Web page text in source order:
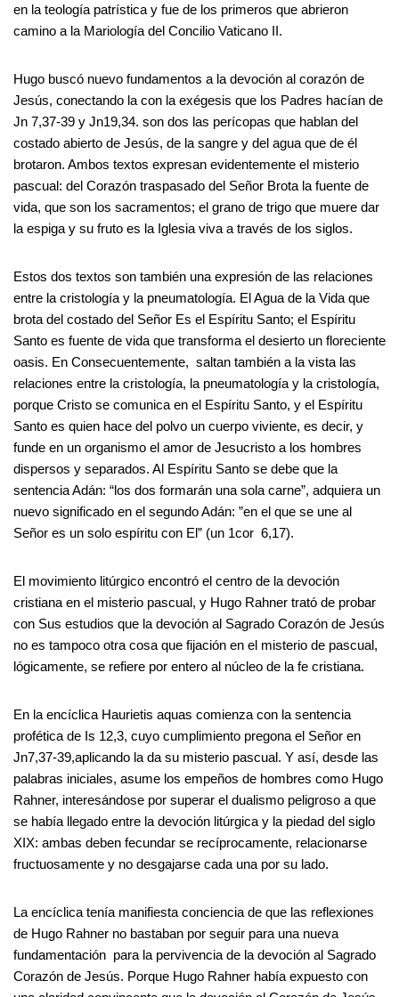
en la teología patrística y fue de los primeros que abrieron
camino a la Mariología del Concilio Vaticano II.
Hugo buscó nuevo fundamentos a la devoción al corazón de
Jesús, conectando la con la exégesis que los Padres hacían de
Jn 7,37-39 y Jn19,34. son dos las perícopas que hablan del
costado abierto de Jesús, de la sangre y del agua que de él
brotaron. Ambos textos expresan evidentemente el misterio
pascual: del Corazón traspasado del Señor Brota la fuente de
vida, que son los sacramentos; el grano de trigo que muere dar
la espiga y su fruto es la Iglesia viva a través de los siglos.
Estos dos textos son también una expresión de las relaciones
entre la cristología y la pneumatología. El Agua de la Vida que
brota del costado del Señor Es el Espíritu Santo; el Espíritu
Santo es fuente de vida que transforma el desierto un floreciente
oasis. En Consecuentemente, saltan también a la vista las
relaciones entre la cristología, la pneumatología y la cristología,
porque Cristo se comunica en el Espíritu Santo, y el Espíritu
Santo es quien hace del polvo un cuerpo viviente, es decir, y
funde en un organismo el amor de Jesucristo a los hombres
dispersos y separados. Al Espíritu Santo se debe que la
sentencia Adán: “los dos formarán una sola carne”, adquiera un
nuevo significado en el segundo Adán: ”en el que se une al
Señor es un solo espíritu con El” (un 1cor 6,17).
El movimiento litúrgico encontró el centro de la devoción
cristiana en el misterio pascual, y Hugo Rahner trató de probar
con Sus estudios que la devoción al Sagrado Corazón de Jesús
no es tampoco otra cosa que fijación en el misterio de pascual,
lógicamente, se refiere por entero al núcleo de la fe cristiana.
En la encíclica Haurietis aquas comienza con la sentencia
profética de Is 12,3, cuyo cumplimiento pregona el Señor en
Jn7,37-39,aplicando la da su misterio pascual. Y así, desde las
palabras iniciales, asume los empeños de hombres como Hugo
Rahner, interesándose por superar el dualismo peligroso a que
se había llegado entre la devoción litúrgica y la piedad del siglo
XIX: ambas deben fecundar se recíprocamente, relacionarse
fructuosamente y no desgajarse cada una por su lado.
La encíclica tenía manifiesta conciencia de que las reflexiones
de Hugo Rahner no bastaban por seguir para una nueva
fundamentación para la pervivencia de la devoción al Sagrado
Corazón de Jesús. Porque Hugo Rahner había expuesto con